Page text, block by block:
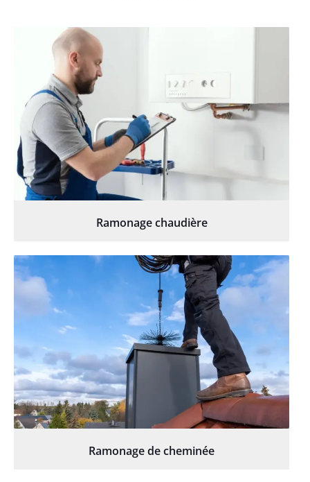
Ramonage chaudière
Ramonage de cheminée